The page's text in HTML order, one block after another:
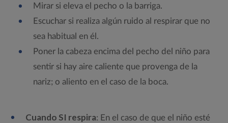
Mirar si eleva el pecho o la barriga.
Escuchar si realiza algún ruido al respirar que no
sea habitual en él.
Poner la cabeza encima del pecho del niño para
sentir si hay aire caliente que provenga de la
nariz; o aliento en el caso de la boca.
Cuando SI respira: En el caso de que el niño esté